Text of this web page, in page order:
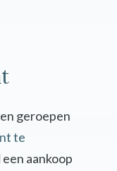
geroepen
te
aankoop